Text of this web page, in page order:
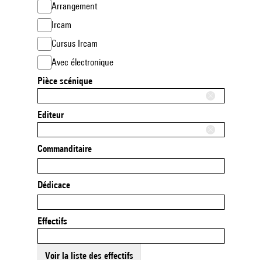
Arrangement
Ircam
Cursus Ircam
Avec électronique
Pièce scénique
Editeur
Commanditaire
Dédicace
Effectifs
Voir la liste des effectifs